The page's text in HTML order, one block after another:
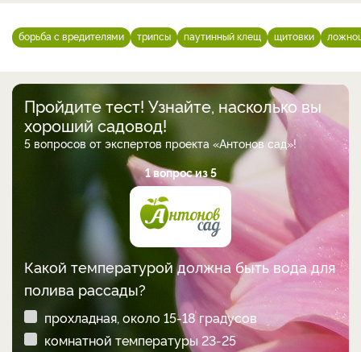
борьба с вредителями трипсы паутинный клещ щитовки
Пройдите тест! Узнайте, насколько вы
хороший садовод!
5 вопросов от экспертов проекта «Антонов сад»!
1 вопрос из 5
Какой температурой должна быть вода для
полива рассады?
прохладная, около 15-18 градусов
комнатной температуры 23-25